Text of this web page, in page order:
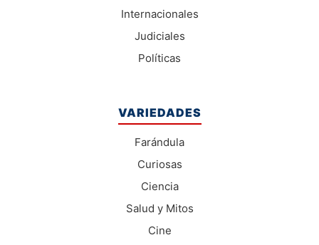
Internacionales
Judiciales
Políticas
VARIEDADES
Farándula
Curiosas
Ciencia
Salud y Mitos
Cine